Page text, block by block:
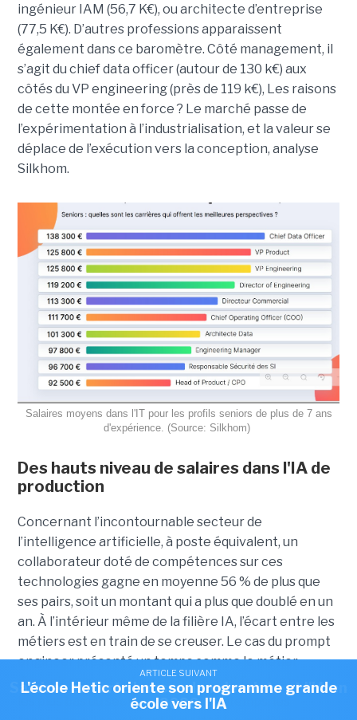
ARTICLE SUIVANT
Salaires en forte hausse dans les data et l'IA en
2026
ingénieur IAM (56,7 K€), ou architecte d’entreprise
(77,5 K€). D’autres professions apparaissent
également dans ce baromètre. Côté management, il
s’agit du chief data officer (autour de 130 k€) aux
côtés du VP engineering (près de 119 k€), Les raisons
de cette montée en force ? Le marché passe de
l’expérimentation à l’industrialisation, et la valeur se
déplace de l’exécution vers la conception, analyse
Silkhom.
Salaires moyens dans l'IT pour les profils seniors de plus de 7 ans
d'expérience. (Source: Silkhom)
Des hauts niveau de salaires dans l'IA de
production
Concernant l’incontournable secteur de
l’intelligence artificielle, à poste équivalent, un
collaborateur doté de compétences sur ces
technologies gagne en moyenne 56 % de plus que
ses pairs, soit un montant qui a plus que doublé en un
an. À l’intérieur même de la filière IA, l’écart entre les
métiers est en train de se creuser. Le cas du prompt
engineer présenté un temps comme le métier
d’avenir ressort autour de 50 k€, soit l’un des niveaux
les plus bas du secteur. Pendant ce temps, les
ARTICLE SUIVANT
L'école Hetic oriente son programme grande
école vers l'IA